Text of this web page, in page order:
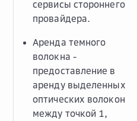
сервисы стороннего
провайдера.
Аренда темного
волокна -
предоставление в
аренду выделенных
оптических волокон
между точкой 1,